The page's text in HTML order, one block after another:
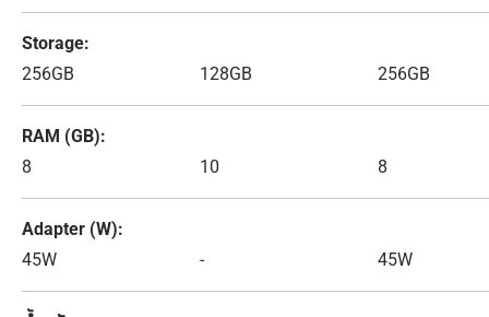
Storage
256GB
128GB 256GB
RAM (GB)
8
10 8
Adapter (W)
45W
- 45W